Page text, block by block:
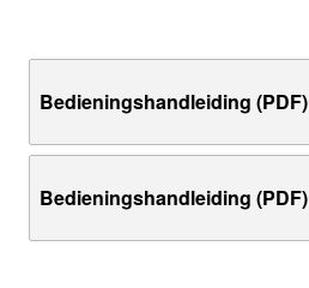
Bedieningshandleiding (PDF)
Bedieningshandleiding (PDF)